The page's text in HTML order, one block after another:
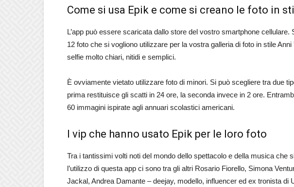
Come si usa Epik e come si creano le foto in
L’app può essere scaricata dallo store del vostro smartphone
12 foto che si vogliono utilizzare per la vostra galleria di foto in stile Anni
selfie molto chiari, nitidi e semplici.
È ovviamente vietato utilizzare foto di minori. Si può scegliere tra due
prima restituisce gli scatti in 24 ore, la seconda invece in 2 ore.
60 immagini ispirate agli annuari scolastici americani.
I vip che hanno usato Epik per le loro foto
Tra i tantissimi volti noti del mondo dello spettacolo e della musica che
l’utilizzo di questa app ci sono tra gli altri Rosario Fiorello, Simona
Jackal, Andrea Damante – deejay, modello, influencer ed ex tronista di